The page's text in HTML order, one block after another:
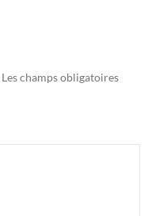
Les champs obligatoires